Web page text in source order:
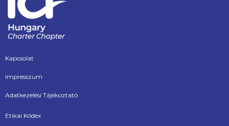
Kapcsolat
Impresszum
Adatkezelési Tájékoztató
Etikai Kódex